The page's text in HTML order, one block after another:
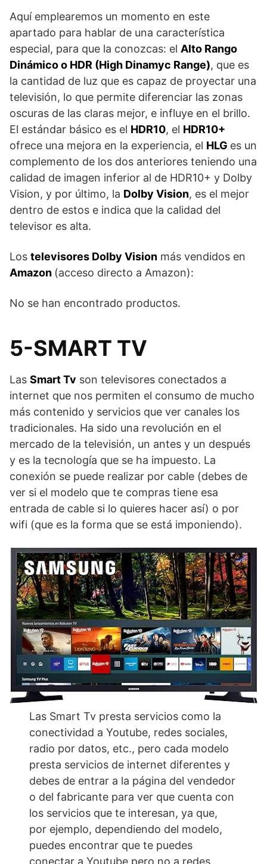
Aquí emplearemos un momento en este
apartado para hablar de una característica
especial, para que la conozcas: el Alto Rango
Dinámico o HDR (High Dinamyc Range), que es
la cantidad de luz que es capaz de proyectar una
televisión, lo que permite diferenciar las zonas
oscuras de las claras mejor, e influye en el brillo.
El estándar básico es el HDR10, el HDR10+
ofrece una mejora en la experiencia, el HLG es un
complemento de los dos anteriores teniendo una
calidad de imagen inferior al de HDR10+ y Dolby
Vision, y por último, la Dolby Vision, es el mejor
dentro de estos e indica que la calidad del
televisor es alta.
Los televisores Dolby Vision más vendidos en
Amazon (acceso directo a Amazon):
No se han encontrado productos.
5-SMART TV
Las Smart Tv son televisores conectados a
internet que nos permiten el consumo de mucho
más contenido y servicios que ver canales los
tradicionales. Ha sido una revolución en el
mercado de la televisión, un antes y un después
y es la tecnología que se ha impuesto. La
conexión se puede realizar por cable (debes de
ver si el modelo que te compras tiene esa
entrada de cable si lo quieres hacer así) o por
wifi (que es la forma que se está imponiendo).
Las Smart Tv presta servicios como la
conectividad a Youtube, redes sociales,
radio por datos, etc., pero cada modelo
presta servicios de internet diferentes y
debes de entrar a la página del vendedor
o del fabricante para ver que cuenta con
los servicios que te interesan, ya que,
por ejemplo, dependiendo del modelo,
puedes encontrar que te puedes
conectar a Youtube pero no a redes